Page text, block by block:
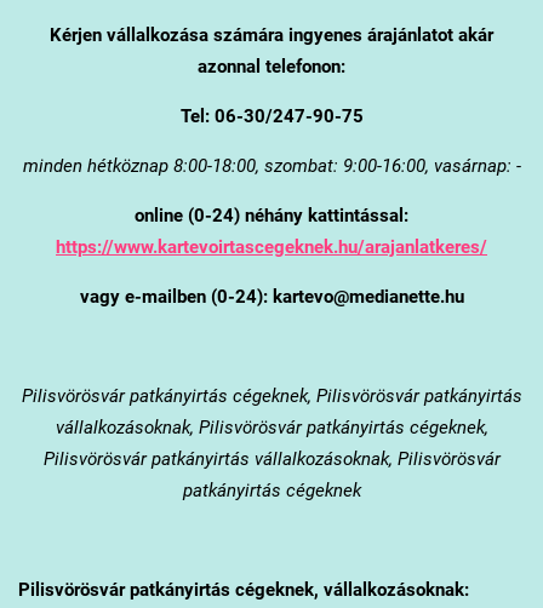
Kérjen vállalkozása számára ingyenes árajánlatot akár
azonnal telefonon:
Tel: 06-30/247-90-75
minden hétköznap 8:00-18:00, szombat: 9:00-16:00, vasárnap: -
online (0-24) néhány kattintással:
https://www.kartevoirtascegeknek.hu/arajanlatkeres/
vagy e-mailben (0-24): kartevo@medianette.hu
Pilisvörösvárpatkányirtás cégeknek, Pilisvörösvár patkányirtás
vállalkozásoknak, Pilisvörösvár patkányirtás cégeknek,
Pilisvörösvár patkányirtás vállalkozásoknak, Pilisvörösvár
patkányirtás cégeknek
Pilisvörösvárpatkányirtás cégeknek, vállalkozásoknak: